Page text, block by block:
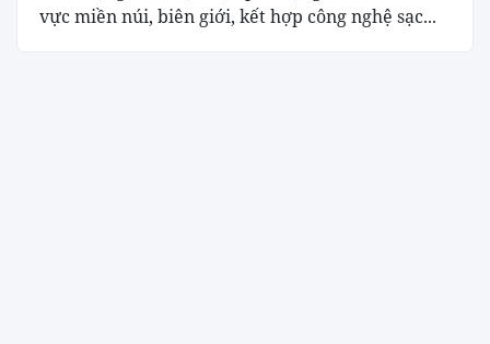
vực miền núi, biên giới, kết hợp công nghệ sạc...